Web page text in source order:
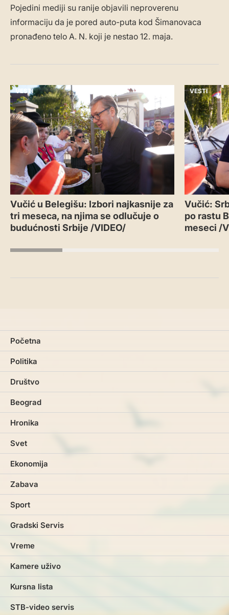
Pojedini mediji su ranije objavili neproverenu
informaciju da je pored auto-puta kod Šimanovaca
pronađeno telo A. N. koji je nestao 12. maja.
VESTI
Vučić u Belegišu: Izbori najkasnije za
tri meseca, na njima se odlučuje o
budućnosti Srbije /VIDEO/
VESTI
Vučić:
po rastu
meseci /
Početna
Politika
Društvo
Beograd
Hronika
Svet
Ekonomija
Zabava
Sport
Gradski Servis
Vreme
Kamere uživo
Kursna lista
STB-video servis